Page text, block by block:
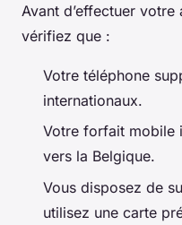
Avant d’effectuer
vérifiez que :
Votre téléphone
internationaux.
Votre forfait mobile
vers la Belgique.
Vous disposez de
utilisez une carte